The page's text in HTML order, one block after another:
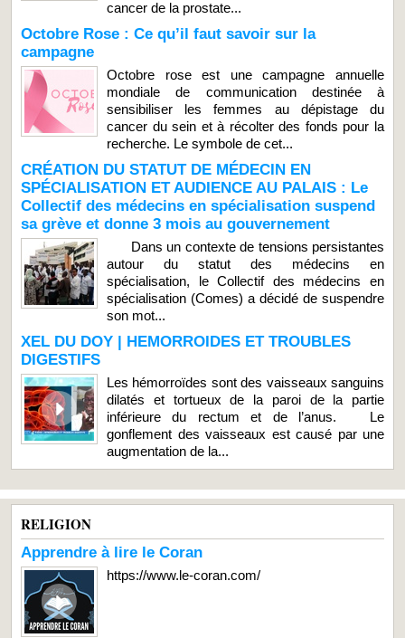
cancer de la prostate...
Octobre Rose : Ce qu’il faut savoir sur la
campagne
Octobre rose est une campagne annuelle
mondiale de communication destinée à
sensibiliser les femmes au dépistage du
cancer du sein et à récolter des fonds pour la
recherche. Le symbole de cet...
CRÉATION DU STATUT DE MÉDECIN EN
SPÉCIALISATION ET AUDIENCE AU PALAIS : Le
Collectif des médecins en spécialisation suspend
sa grève et donne 3 mois au gouvernement
Dans un contexte de tensions persistantes
autour du statut des médecins en
spécialisation, le Collectif des médecins en
spécialisation (Comes) a décidé de suspendre
son mot...
XEL DU DOY | HEMORROIDES ET TROUBLES
DIGESTIFS
Les hémorroïdes sont des vaisseaux sanguins
dilatés et tortueux de la paroi de la partie
inférieure du rectum et de l’anus. Le
gonflement des vaisseaux est causé par une
augmentation de la...
RELIGION
Apprendre à lire le Coran
https://www.le-coran.com/